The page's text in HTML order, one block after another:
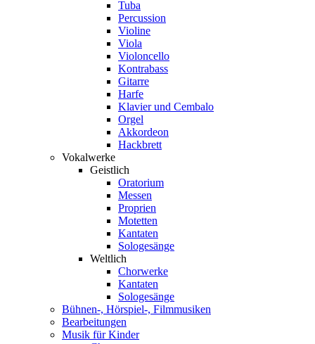
Tuba
Percussion
Violine
Viola
Violoncello
Kontrabass
Gitarre
Harfe
Klavier und Cembalo
Orgel
Akkordeon
Hackbrett
Vokalwerke
Geistlich
Oratorium
Messen
Proprien
Motetten
Kantaten
Sologesänge
Weltlich
Chorwerke
Kantaten
Sologesänge
Bühnen-, Hörspiel-, Filmmusiken
Bearbeitungen
Musik für Kinder